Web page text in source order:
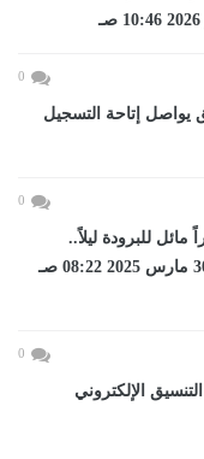
0
التنسيق يواصل إتاحة التسجيل
0
للبرودة ليلاً..
والعظمى فى القاهرة...اليوم الأحد، 30 مارس 2025 08:22 صـ
0
الإلكتروني